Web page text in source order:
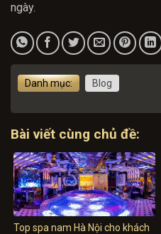
ngày.
Danh mục: Blog
Bài viết cùng chủ đề:
Top spa nam Hà Nội cho khách